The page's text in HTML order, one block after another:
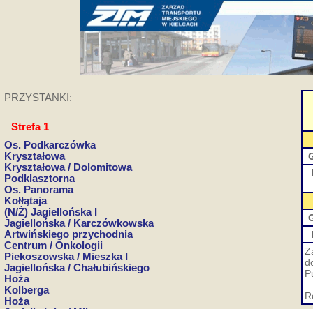
PRZYSTANKI:
Strefa 1
Os. Podkarczówka
Kryształowa
Kryształowa / Dolomitowa
Podklasztorna
Os. Panorama
Kołłątaja
(N/Ż) Jagiellońska I
Jagiellońska / Karczówkowska
Artwińskiego przychodnia
Centrum / Onkologii
Piekoszowska / Mieszka I
Jagiellońska / Chałubińskiego
Hoża
Kolberga
Hoża